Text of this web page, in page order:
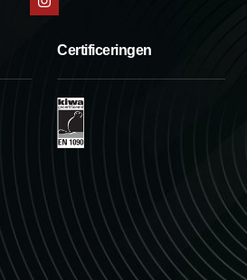
Certificeringen